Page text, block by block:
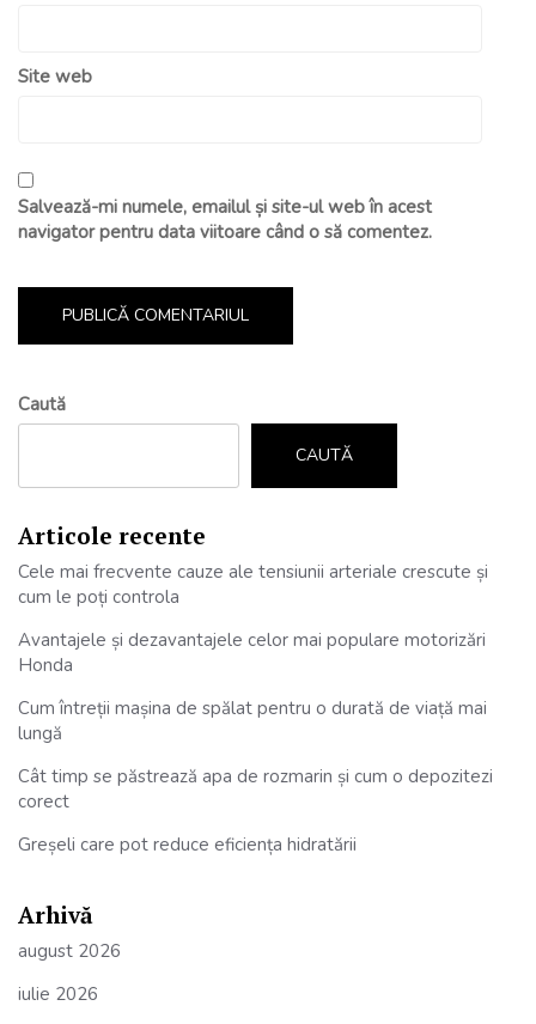
Site web
Salvează-mi numele, emailul și site-ul web în acest
navigator pentru data viitoare când o să comentez.
Caută
CAUTĂ
Articole recente
Cele mai frecvente cauze ale tensiunii arteriale crescute și
cum le poți controla
Avantajele și dezavantajele celor mai populare motorizări
Honda
Cum întreții mașina de spălat pentru o durată de viață mai
lungă
Cât timp se păstrează apa de rozmarin și cum o depozitezi
corect
Greșeli care pot reduce eficiența hidratării
Arhivă
august 2026
iulie 2026